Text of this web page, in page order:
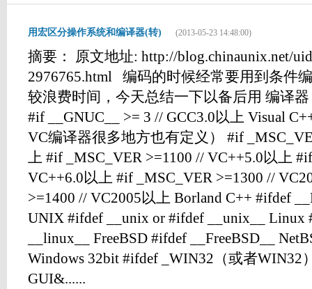
用宏区分操作系统和编译器(转) (2013-05-23 14:48:00)
摘要： 原文地址: http://blog.chinaunix.net/
2976765.html 编码的时候经常要用到条件
较浪费时间，今天总结一下以备后用 编译器
#if __GNUC__ >= 3 // GCC3.0以上 Visual
VC编译器很多地方也有定义） #if
上 #if _MSC_VER >=1100 // VC++5.0以上
VC++6.0以上 #if _MSC_VER >=1300 //
>=1400 // VC2005以上 Borland C++ #ifdef
UNIX #ifdef __unix or #ifdef __unix__ Linux
__linux__ FreeBSD #ifdef __FreeBSD__
Windows 32bit #ifdef _WIN32（或者WIN32
GUI&......